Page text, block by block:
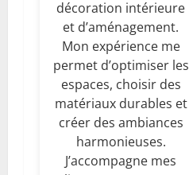
décoration intérieure
et d’aménagement.
Mon expérience me
permet d’optimiser les
espaces, choisir des
matériaux durables et
créer des ambiances
harmonieuses.
J’accompagne mes